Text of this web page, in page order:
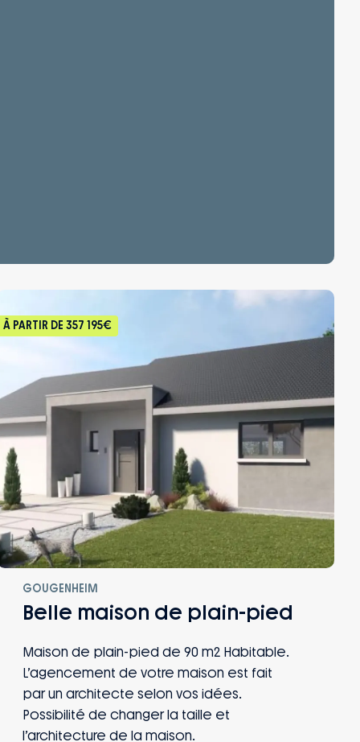
À PARTIR DE 357 195€
GOUGENHEIM
Belle maison de plain-pied
Maison de plain-pied de 90 m2 Habitable.
L’agencement de votre maison est fait
par un architecte selon vos idées.
Possibilité de changer la taille et
l’architecture de la maison.